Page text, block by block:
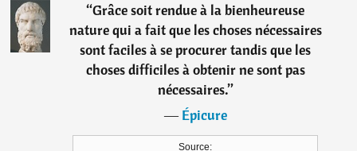
“Grâce soit rendue à la bienheureuse
nature qui a fait que les choses nécessaires
sont faciles à se procurer tandis que les
choses difficiles à obtenir ne sont pas
nécessaires.”
―Épicure
Source: